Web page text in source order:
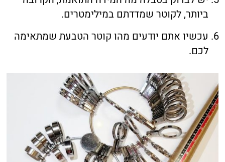
ביותר, לקוטר שמדדתם במילימטרים.
עכשיו אתם יודעים מהו קוטר הטבעת שמתאימה
לכם.